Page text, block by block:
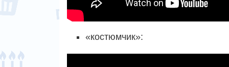
«костюмчик»: